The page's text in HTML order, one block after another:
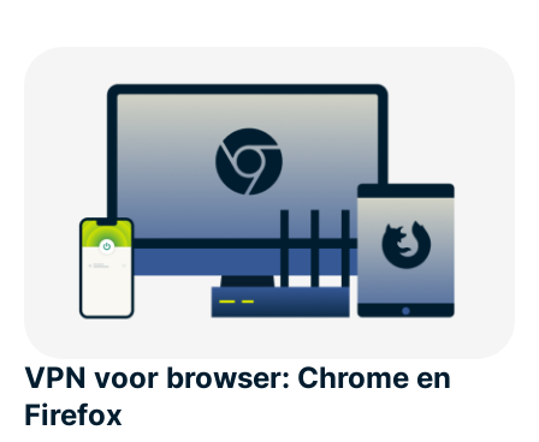
VPN voor browser: Chrome en
Firefox